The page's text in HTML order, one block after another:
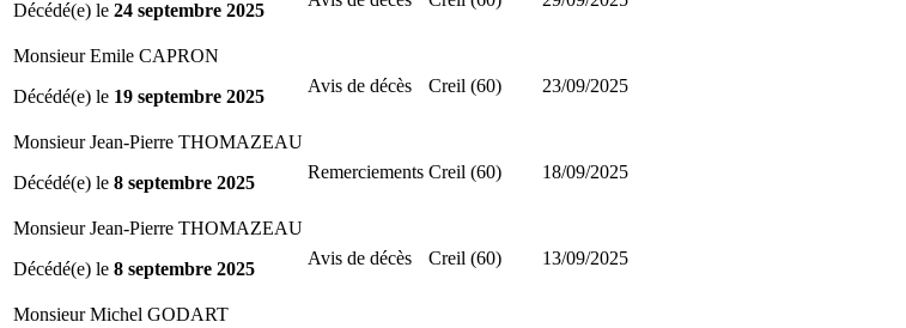
Décédé(e) le 24 septembre 2025
Monsieur Emile CAPRON
Décédé(e) le 19 septembre 2025
Avis de décès Creil (60) 23/09/2025
Monsieur Jean-Pierre THOMAZEAU
Décédé(e) le 8 septembre 2025
Remerciements Creil (60) 18/09/2025
Monsieur Jean-Pierre THOMAZEAU
Décédé(e) le 8 septembre 2025
Avis de décès Creil (60) 13/09/2025
Monsieur Michel GODART